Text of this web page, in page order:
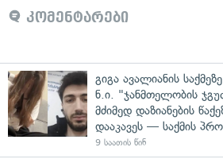
კომენტარები
გიგა ავალიანის
ნ.ი. "ჯანმთელობის
მძიმედ დაზიანების
დააკავეს — საქმის
9 საათის წინ